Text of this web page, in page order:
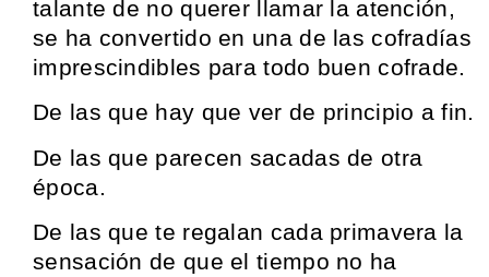
talante de no querer llamar la atención,
se ha convertido en una de las cofradías
imprescindibles para todo buen cofrade.
De las que hay que ver de principio a fin.
De las que parecen sacadas de otra
época.
De las que te regalan cada primavera la
sensación de que el tiempo no ha